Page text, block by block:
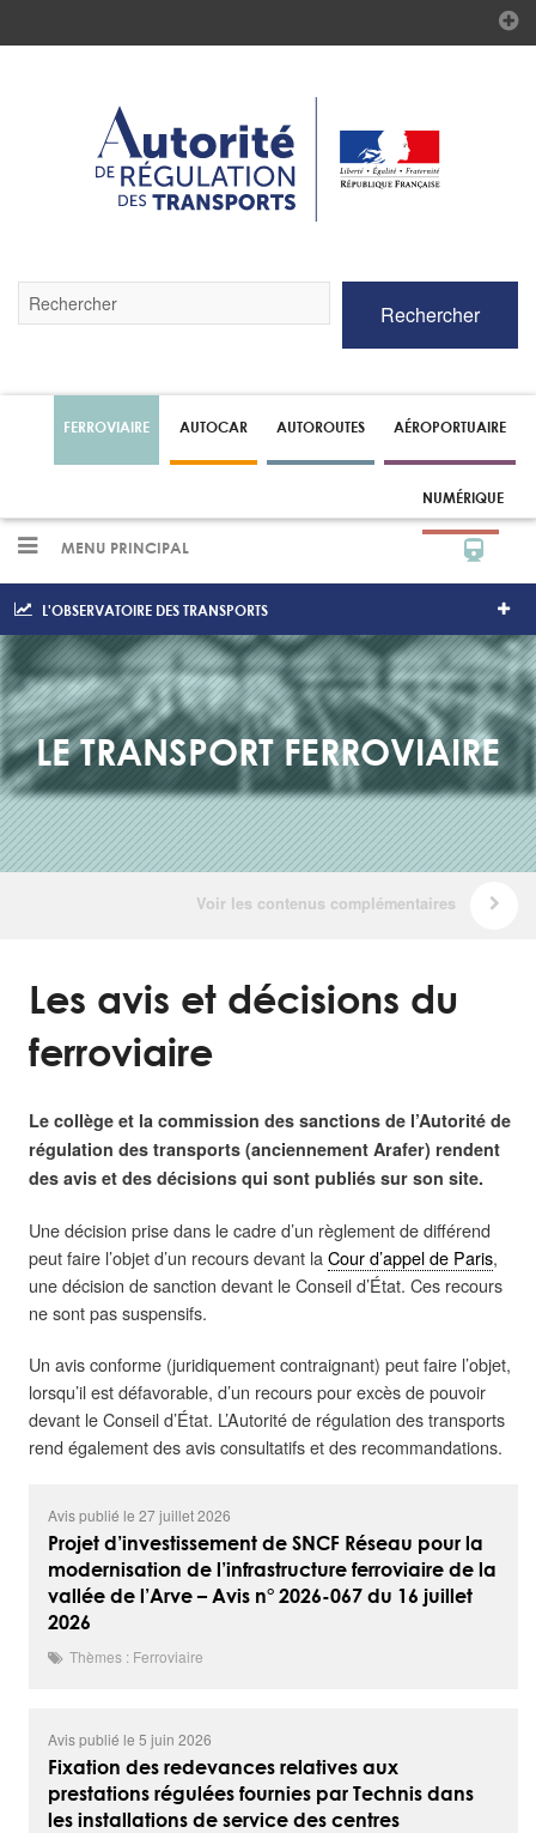
par
pour
recherche
Rechercher
FERROVIAIRE AUTOCAR AUTOROUTES AÉROPORTUAIRE
NUMÉRIQUE
MENU PRINCIPAL
L'OBSERVATOIRE DES TRANSPORTS
LE TRANSPORT FERROVIAIRE
Les avis et décisions du
ferroviaire
Le collège et la commission des sanctions de l’Autorité de
régulation des transports (anciennement Arafer) rendent
des avis et des décisions qui sont publiés sur son site.
Une décision prise dans le cadre d’un règlement de différend
peut faire l’objet d’un recours devant la Cour d’appel de Paris,
une décision de sanction devant le Conseil d’État. Ces recours
ne sont pas suspensifs.
Un avis conforme (juridiquement contraignant) peut faire l’objet,
lorsqu’il est défavorable, d’un recours pour excès de pouvoir
devant le Conseil d’État. L’Autorité de régulation des transports
rend également des avis consultatifs et des recommandations.
Avis publié le 27 juillet 2026
Projet d’investissement de SNCF Réseau pour la
modernisation de l’infrastructure ferroviaire de la
vallée de l’Arve – Avis n° 2026-067 du 16 juillet
2026
Thèmes : Ferroviaire
Avis publié le 5 juin 2026
Fixation des redevances relatives aux
prestations régulées fournies par Technis dans
les installations de service des centres